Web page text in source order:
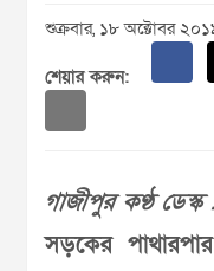
শুক্রবার, ১৮ অক্টোবর
শেয়ার করুন:
গাজীপুর কণ্ঠ ডেস্ক
সড়কের